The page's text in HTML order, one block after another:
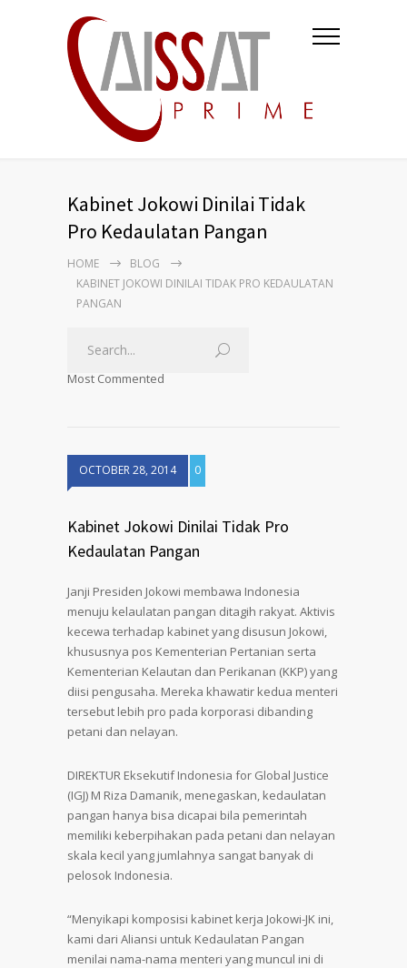
Kabinet Jokowi Dinilai Tidak
Pro Kedaulatan Pangan
HOME
BLOG
KABINET JOKOWI DINILAI TIDAK PRO KEDAULATAN
PANGAN
Most Commented
OCTOBER 28, 2014 0
Kabinet Jokowi Dinilai Tidak Pro
Kedaulatan Pangan
Janji Presiden Jokowi membawa Indonesia
menuju kelaulatan pangan ditagih rakyat. Aktivis
kecewa terhadap kabinet yang disusun Jokowi,
khususnya pos Kementerian Pertanian serta
Kementerian Kelautan dan Perikanan (KKP) yang
diisi pengusaha. Mereka khawatir kedua menteri
tersebut lebih pro pada korporasi dibanding
petani dan nelayan.
DIREKTUR Eksekutif Indonesia for Global Justice
(IGJ) M Riza Damanik, menegaskan, kedaulatan
pangan hanya bisa dicapai bila pemerintah
memiliki keberpihakan pada petani dan nelayan
skala kecil yang jumlahnya sangat banyak di
pelosok Indonesia.
“Menyikapi komposisi kabinet kerja Jokowi-JK ini,
kami dari Aliansi untuk Kedaulatan Pangan
menilai nama-nama menteri yang muncul ini di